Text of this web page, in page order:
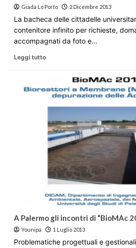
Giada Lo Porto 2 Dicembre 2013
La bacheca delle cittadelle
contenitore infinito per richieste,
accompagnati da foto e...
Leggi tutto
A Palermo gli incontri di “BioMAc
Younipa 1 Luglio 2013
Problematiche progettuali e